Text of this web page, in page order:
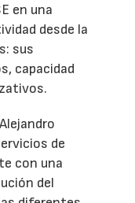
en una
desde la
sus
capacidad
de
con una
del